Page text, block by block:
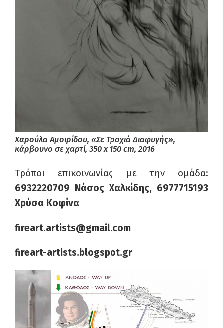
Χαρούλα Αμοιρίδου, «Σε Τροχιά Διαφυγής»,
κάρβουνο σε χαρτί, 350 x 150 cm, 2016
Τρόποι επικοινωνίας με την ομάδα:
6932220709 Νάσος Χαλκίδης, 6977715193
Χρύσα Κοφίνα
fireart.artists@gmail.com
fireart-artists.blogspot.gr